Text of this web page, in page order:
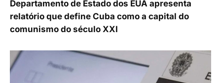
Departamento de Estado dos EUA apresenta
relatório que define Cuba como a capital do
comunismo do século XXI